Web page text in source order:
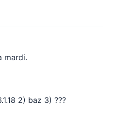
mardi.
2) baz 3) ???